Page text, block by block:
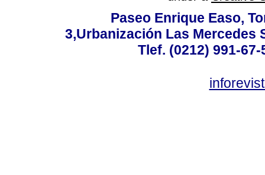
Paseo Enrique Easo,
3,Urbanización Las Mercedes
Tlef. (0212) 991-